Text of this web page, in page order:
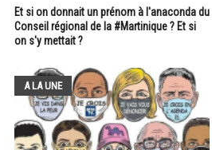
Et si on donnait un prénom à l'anaconda du
Conseil régional de la #Martinique ? Et si
on s'y mettait ?
A LA UNE